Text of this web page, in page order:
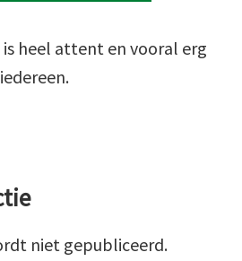
is heel attent en vooral erg
niet gepubliceerd.